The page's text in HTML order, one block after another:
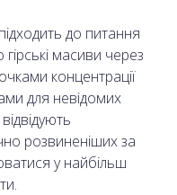
до питання
масиви через
концентрації
для невідомих
розвиненіших за
у найбільш